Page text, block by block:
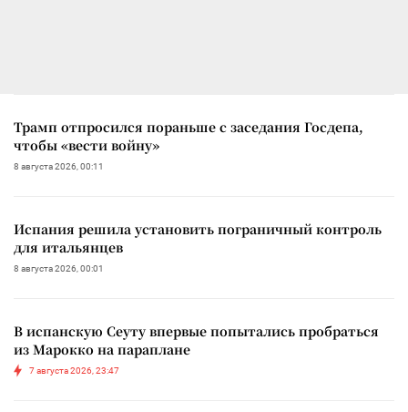
Трамп отпросился пораньше с заседания Госдепа,
чтобы «вести войну»
8 августа 2026, 00:11
Испания решила установить пограничный контроль
для итальянцев
8 августа 2026, 00:01
В испанскую Сеуту впервые попытались пробраться
из Марокко на параплане
7 августа 2026, 23:47